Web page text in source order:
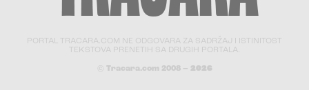
PORTAL TRACARA.COM NE ODGOVARA ZA SADRŽAJ I ISTINITOST
TEKSTOVA PRENETIH SA DRUGIH PORTALA.
© Tracara.com 2008 – 2026